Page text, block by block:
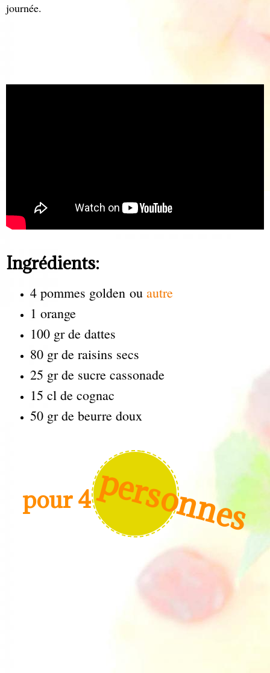
journée.
Ingrédients:
4 pommes golden ou autre
1 orange
100 gr de dattes
80 gr de raisins secs
25 gr de sucre cassonade
15 cl de cognac
50 gr de beurre doux
pour 4personnes